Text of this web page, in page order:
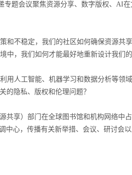
专题会议聚焦资源分享、数字版权、 AI在
和不稳定，我们的社区如何确保资源共
中，我们如何才能最好地重新设计我们
用人工智能、机器学习和数据分析等领
的隐私、版权和伦理问题？
源共享）部门在全球图书馆和机构网络中
中心，传播有关新举措、会议、研讨会